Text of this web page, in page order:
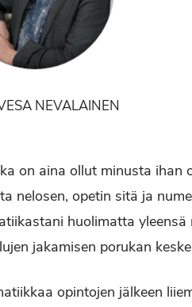
NEVALAINEN
on aina ollut minusta ihan
nelosen, opetin sitä ja
huolimatta yleensä
jakamisen porukan
opintojen jälkeen